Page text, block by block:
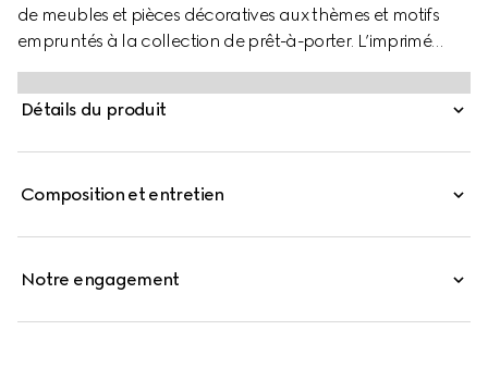
de meubles et pièces décoratives aux thèmes et motifs
empruntés à la collection de prêt-à-porter. L’imprimé
Herbarium Gucci met en scène le motif Toile de Jouy
onirique, composé de branches de cerisier, de feuilles et
de fleurs et inspiré d’un tissu vintage.
Détails du produit
Composition et entretien
Notre engagement